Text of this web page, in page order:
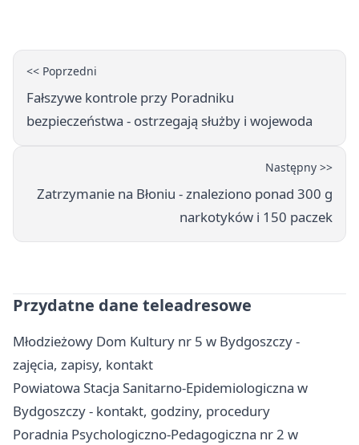
<< Poprzedni
Fałszywe kontrole przy Poradniku
bezpieczeństwa - ostrzegają służby i wojewoda
Następny >>
Zatrzymanie na Błoniu - znaleziono ponad 300 g
narkotyków i 150 paczek
Przydatne dane teleadresowe
Młodzieżowy Dom Kultury nr 5 w Bydgoszczy -
zajęcia, zapisy, kontakt
Powiatowa Stacja Sanitarno-Epidemiologiczna w
Bydgoszczy - kontakt, godziny, procedury
Poradnia Psychologiczno-Pedagogiczna nr 2 w